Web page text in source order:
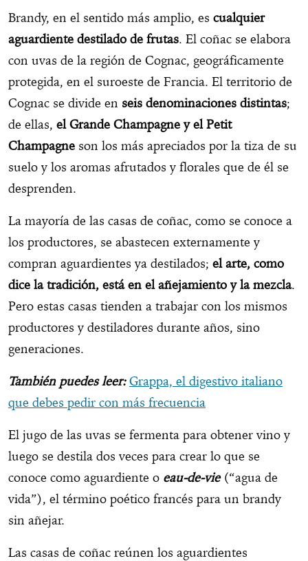
Brandy, en el sentido más amplio, es cualquier
aguardiente destilado de frutas. El coñac se elabora
con uvas de la región de Cognac, geográficamente
protegida, en el suroeste de Francia. El territorio de
Cognac se divide en seis denominaciones distintas;
de ellas, el Grande Champagne y el Petit
Champagne son los más apreciados por la tiza de su
suelo y los aromas afrutados y florales que de él se
desprenden.
La mayoría de las casas de coñac, como se conoce a
los productores, se abastecen externamente y
compran aguardientes ya destilados; el arte, como
dice la tradición, está en el añejamiento y la mezcla.
Pero estas casas tienden a trabajar con los mismos
productores y destiladores durante años, sino
generaciones.
También puedes leer: Grappa, el digestivo italiano
que debes pedir con más frecuencia
El jugo de las uvas se fermenta para obtener vino y
luego se destila dos veces para crear lo que se
conoce como aguardiente o eau-de-vie(“agua de
vida”), el término poético francés para un brandy
sin añejar.
Las casas de coñac reúnen los aguardientes